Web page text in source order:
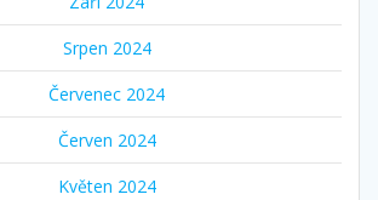
Srpen 2024
Červenec 2024
Červen 2024
Květen 2024